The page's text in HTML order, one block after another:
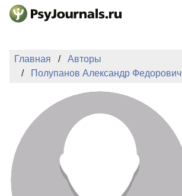
Перейти к основному содержанию
ИЗДАНИЯ
АВТОРЫ
ПОДАТЬ РУКОПИСЬ
БАЗА ЗНАНИЙ
КЛЮЧЕВЫЕ СЛОВА
Регистрация
Главная
Авторы
Полупанов Александр Федорович